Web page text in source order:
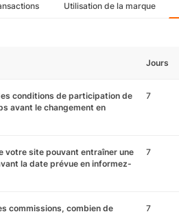
Utilisation de la marque
Jours
conditions de participation de
avant le changement en
7
votre site pouvant entraîner une
la date prévue en informez-
7
commissions, combien de
7